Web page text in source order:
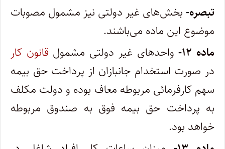
تبصره- بخش‌های غیر دولتی نیز مشمول مصوبات
موضوع این ماده می‌باشند.
ماده ۱۲-
واحدهای غیر دولتی مشمول قانون کار
در صورت استخدام جانبازان از پرداخت حق بیمه
سهم کارفرمائی مربوطه معاف بوده و دولت مکلف
به پرداخت حق بیمه فوق به صندوق مربوطه
خواهد بود.